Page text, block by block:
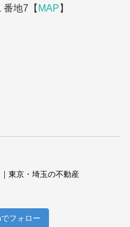
地7【 MAP 】
東京・埼玉の不動産
フォロー